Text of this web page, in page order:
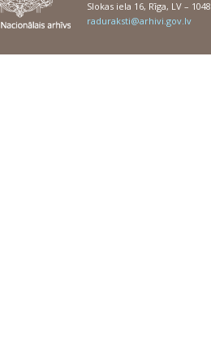
Slokas iela 16, Rīga, LV – 1048
raduraksti@arhivi.gov.lv